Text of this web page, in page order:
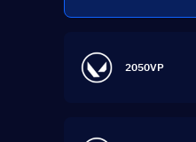
2050VP